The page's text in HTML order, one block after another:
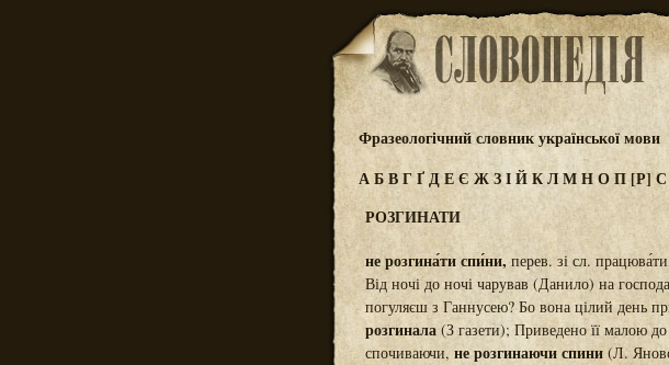
Фразеологічний словник української мови
АБВГҐДЕЄ ЖЗІЙКЛМНОП[Р] С
РОЗГИНАТИ
не розгина́ти спи́ни, перев. зі сл.
Від ночі до ночі чарував (Данило) на
погуляєш з Ганнусею? Бо вона цілий день
розгинала (З газети); Приведено її малою
спочиваючи, не розгинаючи спини (Л.